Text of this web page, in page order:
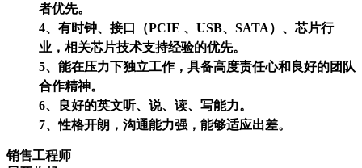
者优先。
4、有时钟、接口（PCIE 、USB、SATA）、芯片行
业，相关芯片技术支持经验的优先。
5、能在压力下独立工作，具备高度责任心和良好的团队
合作精神。
6、良好的英文听、说、读、写能力。
7、性格开朗，沟通能力强，能够适应出差。
销售工程师